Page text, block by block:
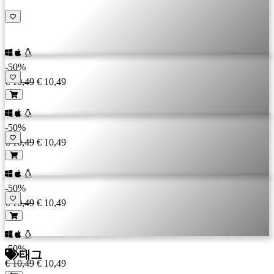
호
를
잊
셨
습
니
언
어
AR
BS
-50%
€ 10,49 € 10,49
-50%
€ 10,49 € 10,49
-50%
€ 10,49 € 10,49
-50%
€ 10,49 € 10,49
태그